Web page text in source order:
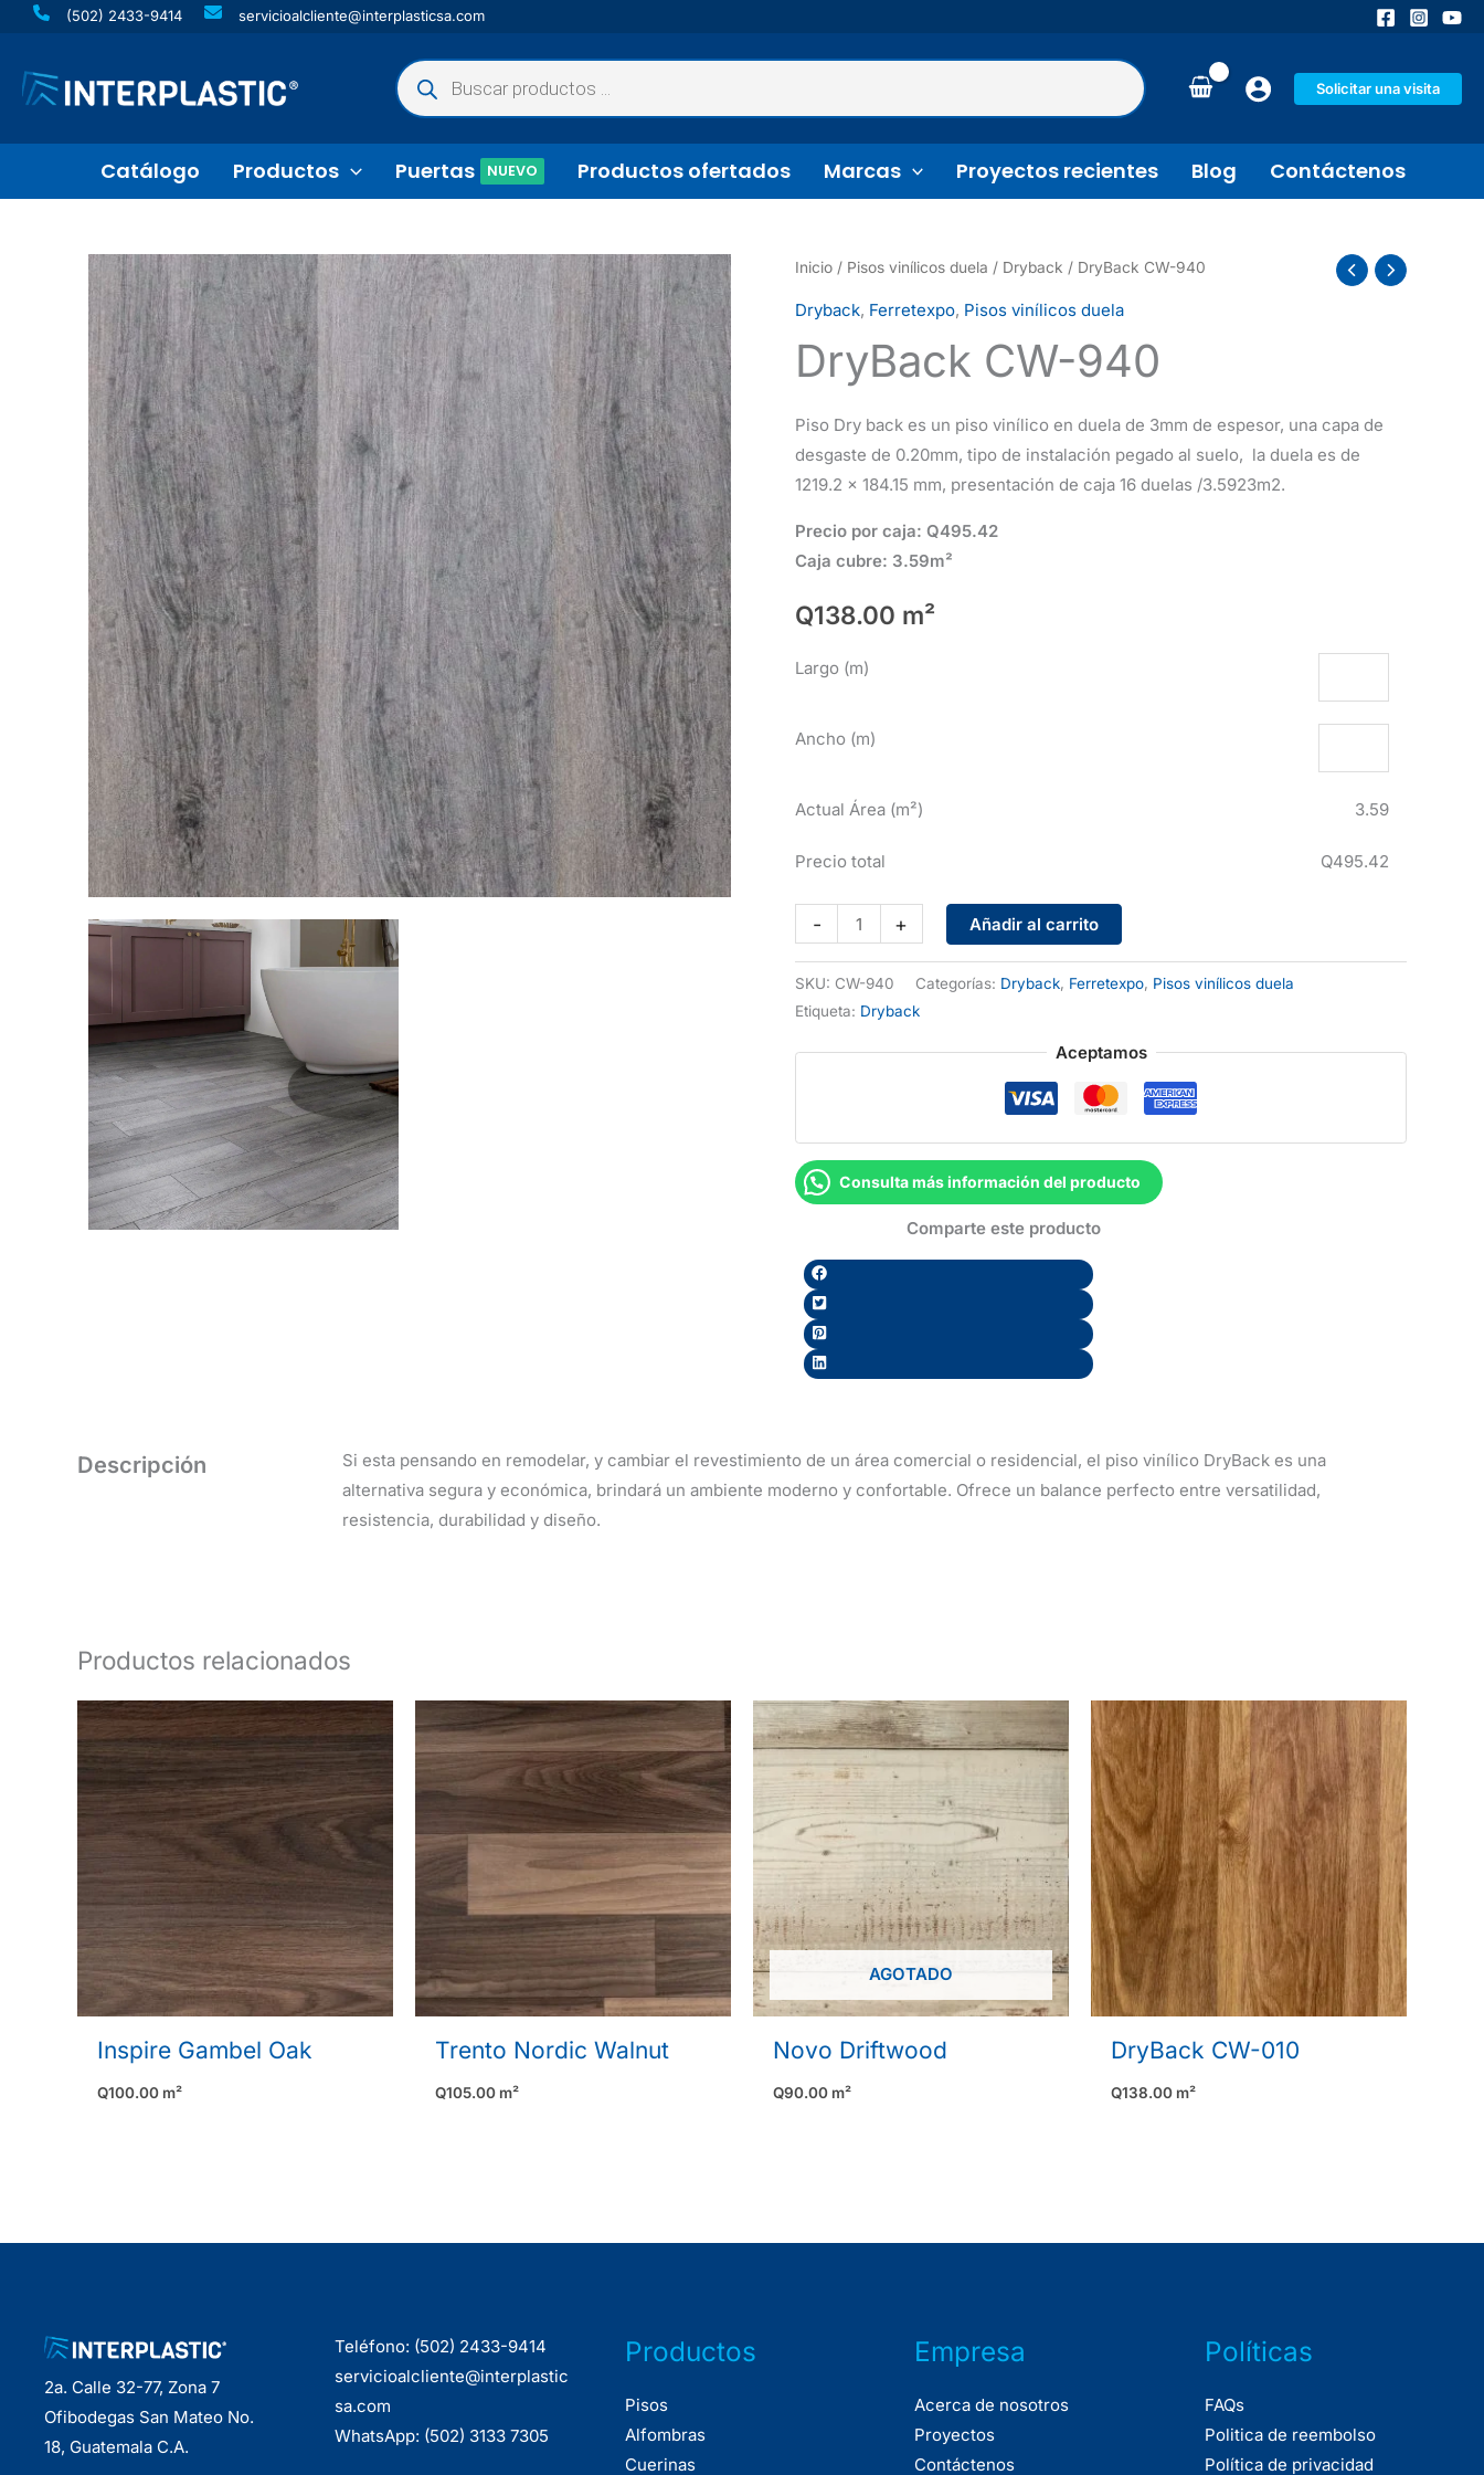
contenido
(502) 2433-9414 servicioalcliente@interplasticsa.com
Búsqueda
de
productos
Solicitar una visita
Catálogo Productos Puertas NUEVO Productos ofertados Marcas Proyectos recientes Blog Contáctenos
Inicio / Pisos vinílicos duela / Dryback / DryBack CW-940
Dryback, Ferretexpo, Pisos vinílicos duela
DryBack CW-940
Piso Dry back es un piso vinílico en duela de 3mm de espesor, una capa de
desgaste de 0.20mm, tipo de instalación pegado al suelo, la duela es de
1219.2 x 184.15 mm, presentación de caja 16 duelas /3.5923m2.
Precio por caja: Q495.42
Caja cubre: 3.59m²
Q138.00 m²
Largo (m)
Ancho (m)
Actual Área (m²) 3.59
Precio total Q495.42
-
DryBack
CW-
940
cantidad
+ Añadir al carrito
SKU: CW-940 Categorías: Dryback, Ferretexpo, Pisos vinílicos duela
Etiqueta: Dryback
Aceptamos
Consulta más información del producto
Comparte este producto
Descripción
Si esta pensando en remodelar, y cambiar el revestimiento de un área comercial o residencial, el piso vinílico DryBack es una
alternativa segura y económica, brindará un ambiente moderno y confortable. Ofrece un balance perfecto entre versatilidad,
resistencia, durabilidad y diseño.
Productos relacionados
Inspire Gambel Oak
Q100.00 m²
Trento Nordic Walnut
Q105.00 m²
AGOTADO
Novo Driftwood
Q90.00 m²
DryBack CW-010
Q138.00 m²
2a. Calle 32-77, Zona 7
Ofibodegas San Mateo No.
18, Guatemala C.A.
Teléfono: (502) 2433-9414
servicioalcliente@interplastic
sa.com
WhatsApp: (502) 3133 7305
Productos
Pisos
Alfombras
Cuerinas
Empresa
Acerca de nosotros
Proyectos
Contáctenos
Políticas
FAQs
Politica de reembolso
Política de privacidad